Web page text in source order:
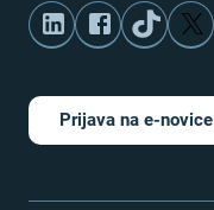
Prijava na e-novice